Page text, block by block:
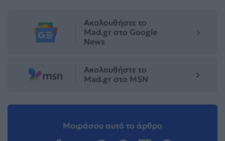
Ακολουθήστε το
Mad.gr στο Google
News
Ακολουθήστε το
Mad.gr στο MSN
Μοιράσου αυτό το άρθρο